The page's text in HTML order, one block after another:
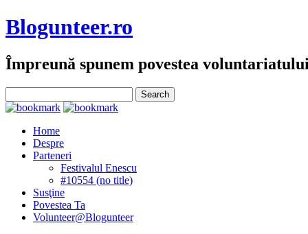
Blogunteer.ro
Împreună spunem povestea
Home
Despre
Parteneri
Festivalul Enescu
#10554 (no title)
Susţine
Povestea Ta
Volunteer@Blogunteer